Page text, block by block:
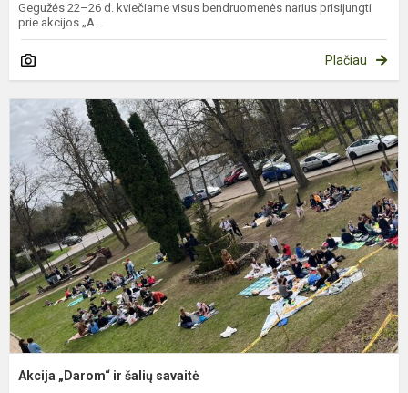
Gegužės 22–26 d. kviečiame visus bendruomenės narius prisijungti
prie akcijos „A...
Plačiau
Akcija „Darom“ ir šalių savaitė